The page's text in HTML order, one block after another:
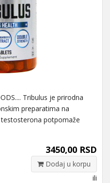
Tribulus je prirodna
preparatima na
potpomaže
3450,00 RSD
Dodaj u korpu
ili